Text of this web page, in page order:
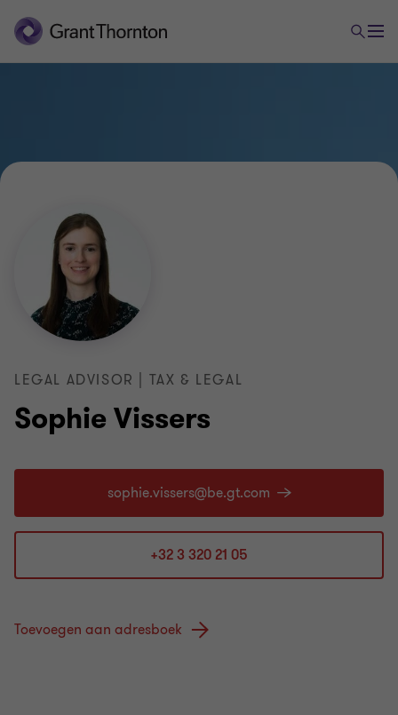
Sophie Vissers
LEGAL ADVISOR | TAX & LEGAL
+32 3 320 21 05
Toevoegen aan adresboek